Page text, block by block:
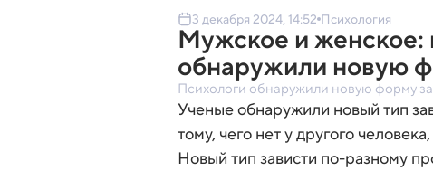
3 декабря 2024, 14:52 Психология
Мужское и женское:
обнаружили новую
Психологи обнаружили новую форму
Ученые обнаружили новый тип
тому, чего нет у другого
Новый тип зависти по-разному